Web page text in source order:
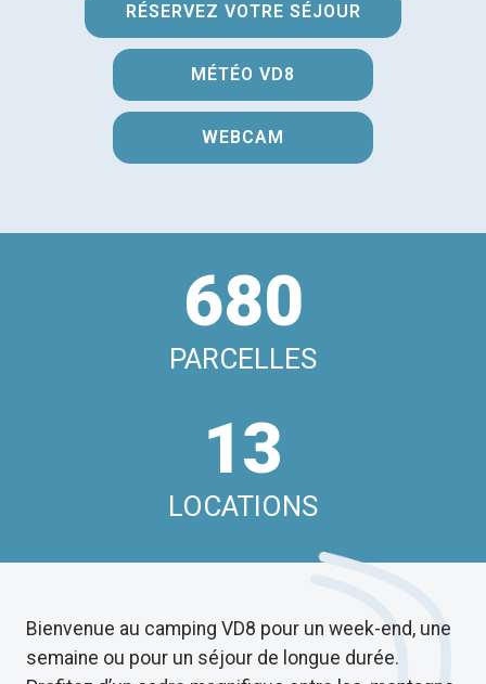
RÉSERVEZ VOTRE SÉJOUR
MÉTÉO VD8
WEBCAM
680
PARCELLES
13
LOCATIONS
Bienvenue au camping VD8 pour un week-end, une
semaine ou pour un séjour de longue durée.